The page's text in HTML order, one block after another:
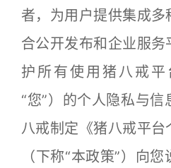
者，为用户提供集成
合公开发布和企业服
护所有使用猪八戒
“您”）的个人隐私与
八戒制定《猪八戒平台
（下称“本政策”）向